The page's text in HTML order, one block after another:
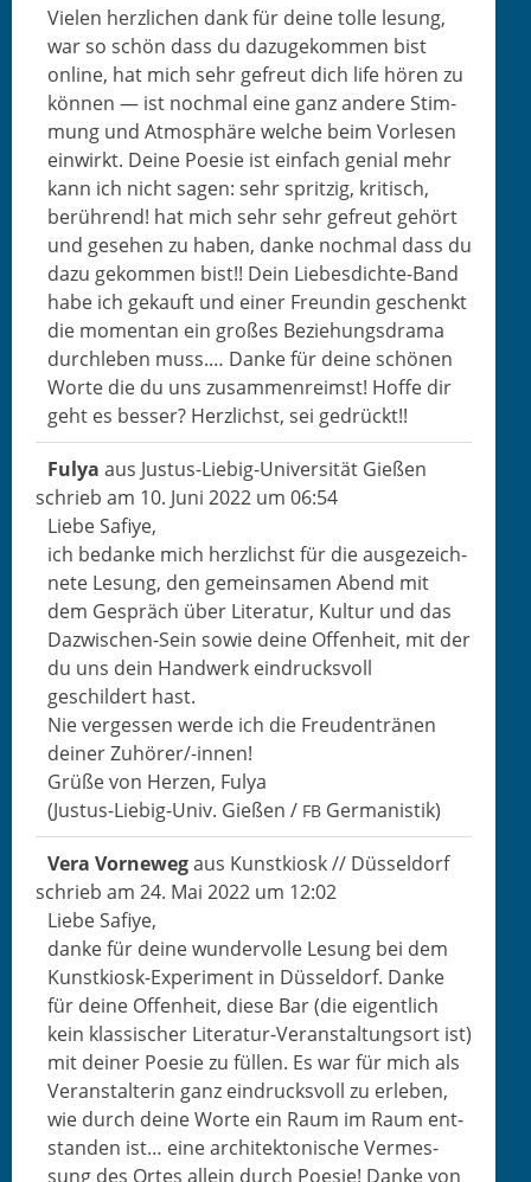
Vie­len her­zlichen dank für deine tolle lesung,
war so schön dass du dazugekom­men bist
online, hat mich sehr gefreut dich life hören zu
kön­nen — ist nochmal eine ganz andere Stim­
mung und Atmo­sphäre welche beim Vor­lesen
ein­wirkt. Deine Poe­sie ist ein­fach genial mehr
kann ich nicht sagen: sehr spritzig, kri­tisch,
berührend! hat mich sehr sehr gefreut gehört
und gese­hen zu haben, danke nochmal dass du
dazu gekom­men bist!! Dein Liebes­dichte-Band
habe ich gekauft und ein­er Fre­undin geschenkt
die momen­tan ein großes Beziehungs­dra­ma
durch­leben muss.… Danke für deine schö­nen
Worte die du uns zusam­men­reimst! Hoffe dir
geht es bess­er? Her­zlichst, sei gedrückt!!
Fulya aus Jus­tus-Liebig-Uni­ver­sität Gießen
schrieb am 10. Juni 2022 um 06:54
Liebe Safiye,
ich bedanke mich her­zlichst für die aus­geze­ich­
nete Lesung, den gemein­samen Abend mit
dem Gespräch über Lit­er­atur, Kul­tur und das
Dazwis­chen-Sein sowie deine Offen­heit, mit der
du uns dein Handw­erk ein­drucksvoll
geschildert hast.
Nie vergessen werde ich die Freuden­trä­nen
dein­er Zuhör­er/-innen!
Grüße von Herzen, Fulya
(Jus­tus-Liebig-Univ. Gießen / FB Germanistik)
Vera Vornewegaus Kun­stkiosk // Düsseldorf
schrieb am 24. Mai 2022 um 12:02
Liebe Safiye,
danke für deine wun­der­volle Lesung bei dem
Kun­stkiosk-Exper­i­ment in Düs­sel­dorf. Danke
für deine Offen­heit, diese Bar (die eigentlich
kein klas­sis­ch­er Lit­er­atur-Ver­anstal­tung­sort ist)
mit dein­er Poe­sie zu füllen. Es war für mich als
Ver­anstal­terin ganz ein­drucksvoll zu erleben,
wie durch deine Worte ein Raum im Raum ent­
standen ist… eine architek­tonis­che Ver­mes­
sung des Ortes allein durch Poe­sie! Danke von